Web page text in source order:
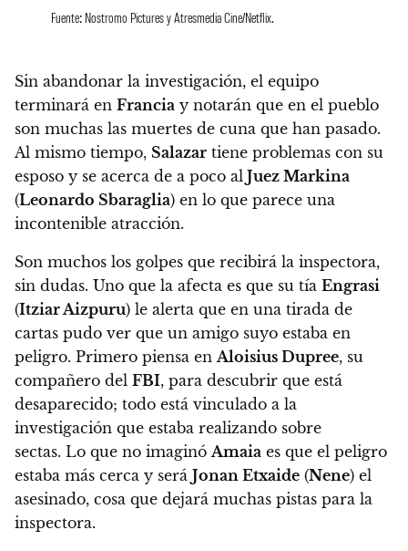
Fuente: Nostromo Pictures y Atresmedia Cine/Netflix.
Sin abandonar la investigación, el equipo
terminará en Francia y notarán que en el pueblo
son muchas las muertes de cuna que han pasado.
Al mismo tiempo, Salazar tiene problemas con su
esposo y se acerca de a poco al Juez Markina
(Leonardo Sbaraglia) en lo que parece una
incontenible atracción.
Son muchos los golpes que recibirá la inspectora,
sin dudas. Uno que la afecta es que su tía Engrasi
(Itziar Aizpuru) le alerta que en una tirada de
cartas pudo ver que un amigo suyo estaba en
peligro. Primero piensa enAloisius Dupree, su
compañero del FBI, para descubrir que está
desaparecido; todo está vinculado a la
investigación que estaba realizando sobre
sectas. Lo que no imaginóAmaia es que el peligro
estaba más cerca y será Jonan Etxaide (Nene) el
asesinado, cosa que dejará muchas pistas para la
inspectora.